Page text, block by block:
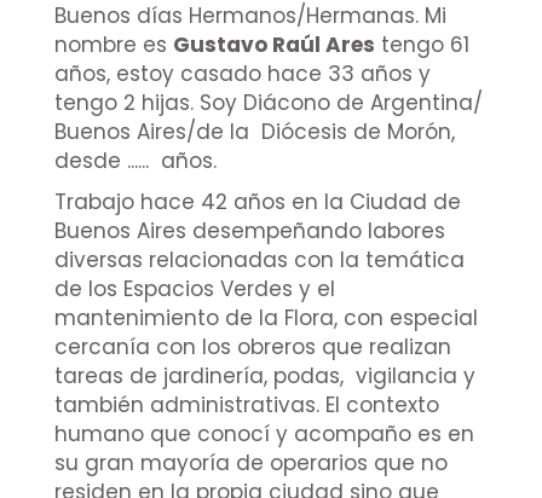
Buenos días Hermanos/Hermanas. Mi
nombre es Gustavo Raúl Ares tengo 61
años, estoy casado hace 33 años y
tengo 2 hijas. Soy Diácono de Argentina/
Buenos Aires/de la Diócesis de Morón,
desde ...... años.
Trabajo hace 42 años en la Ciudad de
Buenos Aires desempeñando labores
diversas relacionadas con la temática
de los Espacios Verdes y el
mantenimiento de la Flora, con especial
cercanía con los obreros que realizan
tareas de jardinería, podas, vigilancia y
también administrativas. El contexto
humano que conocí y acompaño es en
su gran mayoría de operarios que no
residen en la propia ciudad sino que